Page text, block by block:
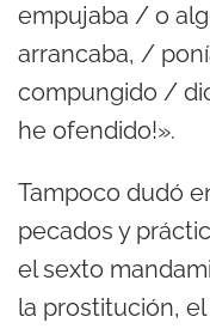
empujaba / o
arrancaba, /
compungido /
he ofendido!».
Tampoco dudó
pecados y
el sexto
la prostitución,